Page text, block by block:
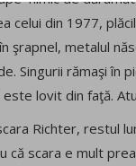
celui din 1977,
şrapnel, metalul
Singurii rămaşi
lovit din faţă.
Richter, restul
că scara e mult